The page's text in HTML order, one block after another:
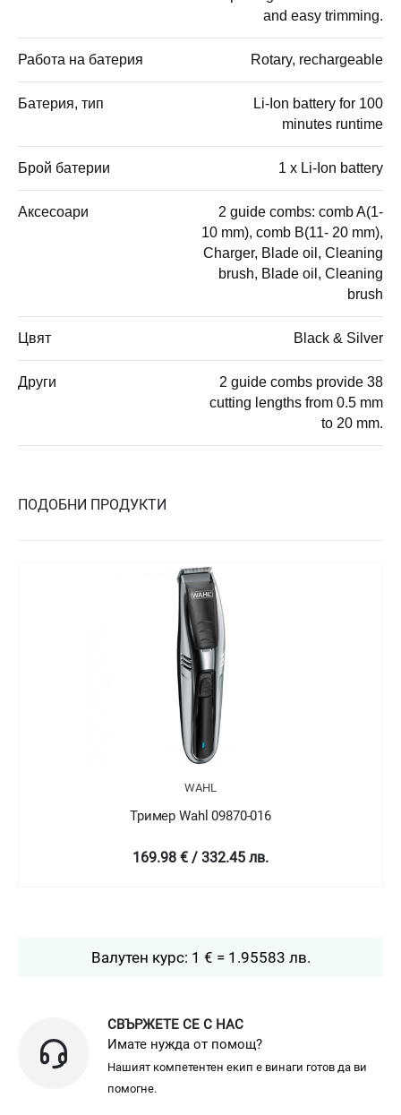
and easy trimming.
Работа на батерия Rotary, rechargeable
Батерия, тип
Li-Ion battery for 100
minutes runtime
Брой батерии 1 x Li-Ion battery
Аксесоари
2 guide combs: comb A(1-
10 mm), comb B(11- 20 mm),
Charger, Blade oil, Cleaning
brush, Blade oil, Cleaning
brush
Цвят Black & Silver
Други
2 guide combs provide 38
cutting lengths from 0.5 mm
to 20 mm.
ПОДОБНИ ПРОДУКТИ
WAHL
Тример Wahl 09870-016
169.98 € / 332.45 лв.
Валутен курс: 1 € = 1.95583 лв.
СВЪРЖЕТЕ СЕ С НАС
Имате нужда от помощ?
Нашият компетентен екип е винаги готов да ви
помогне.